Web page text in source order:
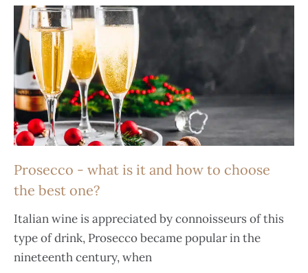
Prosecco - what is it and how to choose
the best one?
Italian wine is appreciated by connoisseurs of this
type of drink, Prosecco became popular in the
nineteenth century, when